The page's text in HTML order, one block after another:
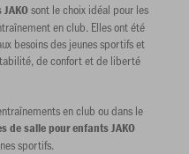
sont le choix idéal pour les
en club. Elles ont été
besoins des jeunes sportifs et
de confort et de liberté
en club ou dans le
de salle pour enfants JAKO
sportifs.